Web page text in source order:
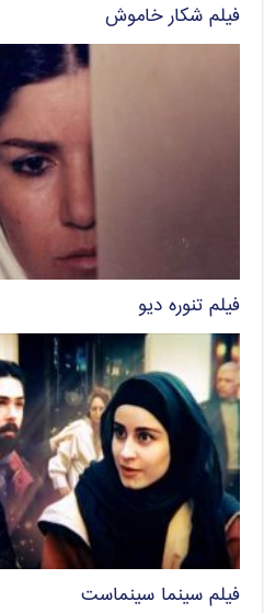
فیلم شکار خاموش
فیلم تنوره دیو
فیلم سینما سینماست